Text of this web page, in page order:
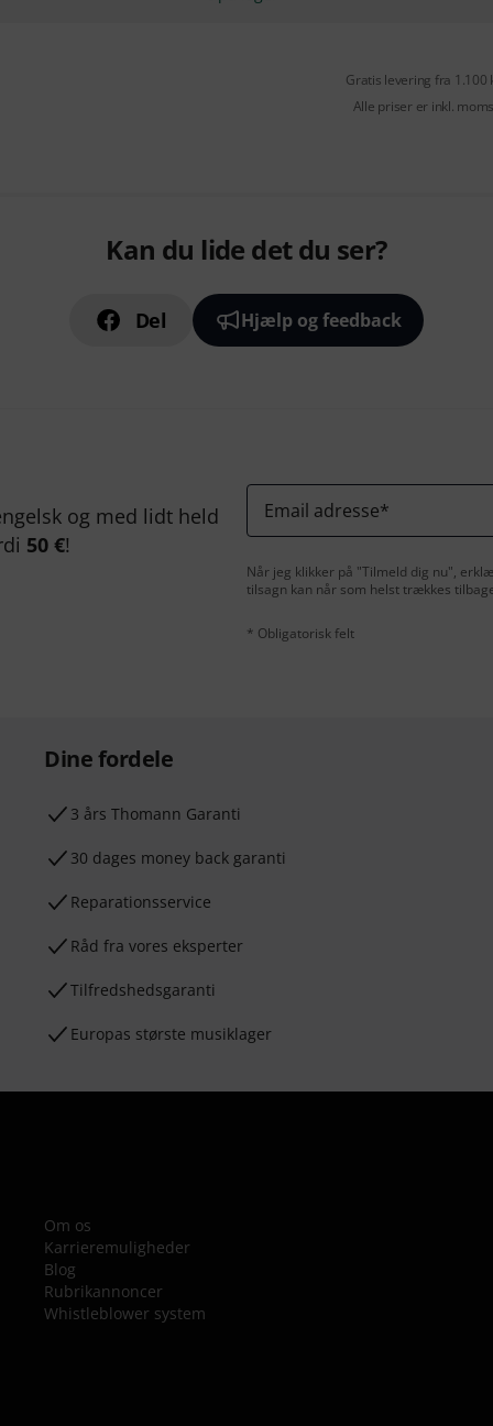
Gratis levering fra 1.100
Alle priser er inkl.
Kan du lide det du ser?
Del Hjælp og feedback
og med lidt held
50 €!
Email adresse*
Når jeg klikker på "Tilmeld dig nu",
tilsagn kan når som helst trækkes
* Obligatorisk felt
Dine fordele
3 års Thomann Garanti
30 dages money back garanti
Reparationsservice
Råd fra vores eksperter
Tilfredshedsgaranti
Europas største musiklager
Om os
Karrieremuligheder
Blog
Rubrikannoncer
Whistleblower system